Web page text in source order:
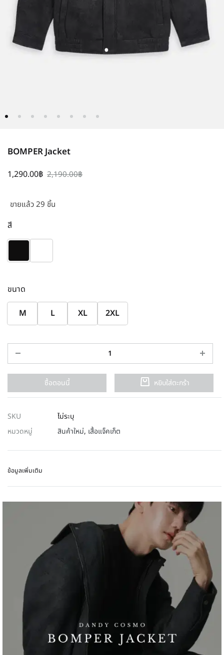
BOMPER Jacket
1,290.00฿ 2,190.00฿
ขายแล้ว 29 ชิ้น
สี
ขนาด
M
L XL 2XL
ซื้อตอนนี้ หยิบใส่ตะกร้า
SKU
ไม่ระบุ
หมวดหมู่
สินค้าใหม่, เสื้อแจ็คเก็ต
ข้อมูลเพิ่มเติม